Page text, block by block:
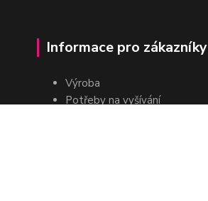
Informace pro zákazníky
Výroba
Potřeby na vyšívání